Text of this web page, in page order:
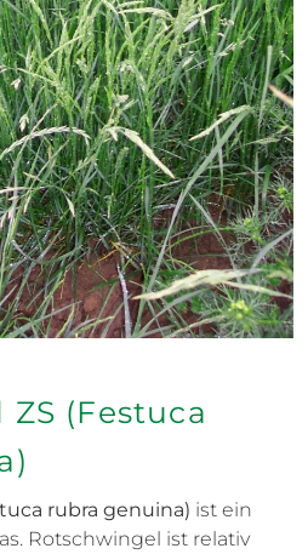
(Festuca
rubra genuina) ist ein
Rotschwingel ist relativ